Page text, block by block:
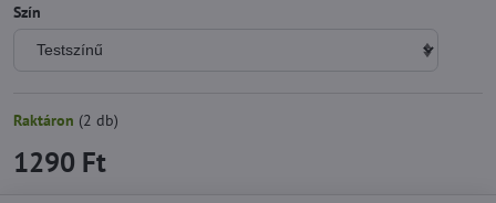
Szín
Raktáron (2 db)
1290 Ft